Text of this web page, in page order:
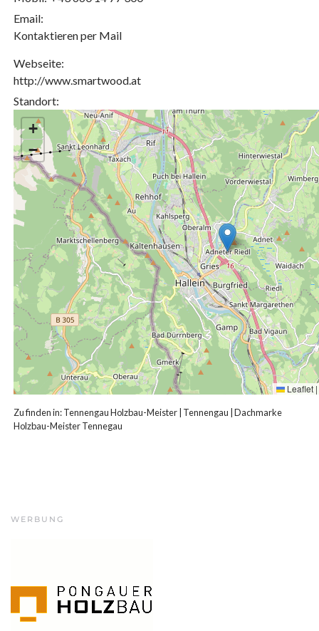
Email:
Kontaktieren per Mail
Webseite:
http://www.smartwood.at
Standort:
+
−
Leaflet |
Zu finden in:Tennengau Holzbau-Meister Tennengau Dachmarke
Holzbau-Meister Tennegau
WERBUNG